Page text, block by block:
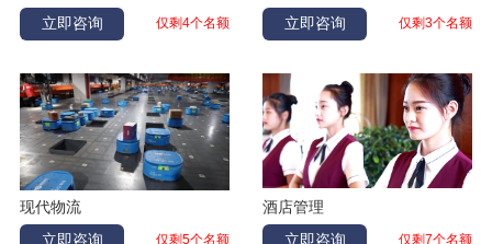
立即咨询
仅剩4个名额
立即咨询
仅剩3个名额
现代物流
立即咨询
仅剩5个名额
酒店管理
立即咨询
仅剩7个名额
张立平 护理 辽宁大连
杨丰铭 计算机应用 内蒙古赤峰
李艺涵 幼儿教育 辽宁铁岭
于涛运 酒店管理 黑龙江大兴安岭
姚易峰 汽修 辽宁大连
赵忠杭